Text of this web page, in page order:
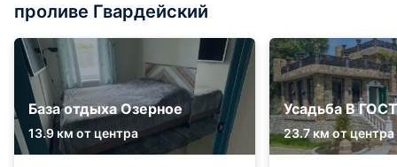
проливе Гвардейский
База отдыха Озерное
13.9 км от центра
Усадьба В
23.7 км от центра